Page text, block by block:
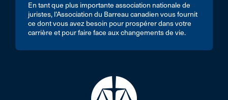
En tant que plus importante association nationale de
juristes, l’Association du Barreau canadien vous fournit
ce dont vous avez besoin pour prospérer dans votre
carrière et pour faire face aux changements de vie.